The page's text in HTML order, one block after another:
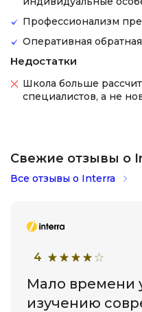
Профессионализм
Оперативная
Недостатки
Школа больше
специалистов, а не
Свежие отзывы о
Все отзывы о Interra
Мало времени
изучению
4